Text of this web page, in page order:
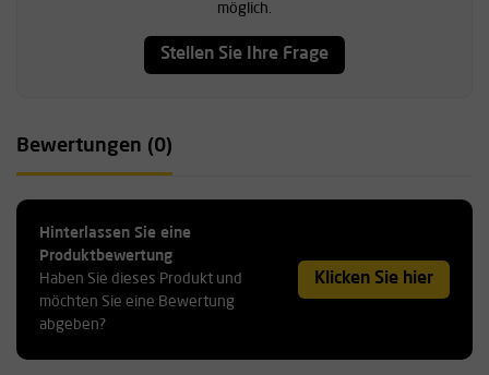
möglich.
Stellen Sie Ihre Frage
Bewertungen (0)
Hinterlassen Sie eine
Produktbewertung
Haben Sie dieses Produkt und
möchten Sie eine Bewertung
abgeben?
Klicken Sie hier